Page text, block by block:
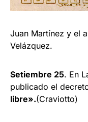
Juan Martínez y el
Velázquez.
Setiembre 25. En
publicado el
libre».(Craviotto)